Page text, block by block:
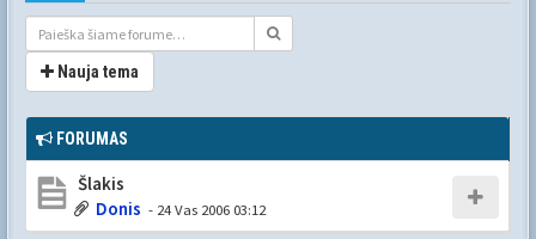
Nauja tema
FORUMAS
Šlakis
Donis - 24 Vas 2006 03:12